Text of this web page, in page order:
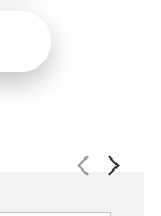
Previous
Next